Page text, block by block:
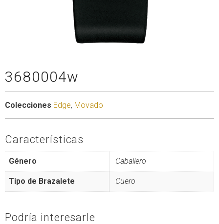
3680004w
Colecciones Edge, Movado
Características
Género Caballero
Tipo de Brazalete Cuero
Podría interesarle